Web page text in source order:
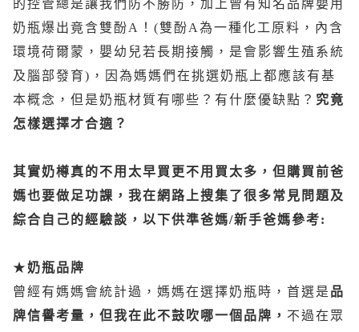
的控管總是讓我們防不勝防，加上曾有知名品牌嬰用
奶瓶爆出竟含雙酚A！(雙酚A為一種化工原料，內含
環境荷爾蒙，嬰幼兒若長期接觸，是會影響生殖系統
及腦部發育)，因為媽媽們在挑選奶瓶上都應該有基
本概念，但是奶瓶材質有哪些？有什麼優缺點？ 究竟
怎樣選擇才合適？
其實奶樽真的不用太早買更不用買太多，但購買前爸
媽也要做足功課，我在網路上搜集了很多常見問題及
綜合自己的經驗談，以下供準爸媽/新手爸媽參考:
★奶瓶品牌
曾經有媽媽會統計過，媽媽在選擇奶瓶時，首選是 品
牌信譽考量，但我在此不鼓吹哪一個品牌， 不過在眾